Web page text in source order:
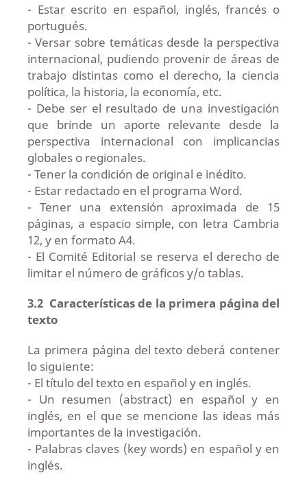
- Estar escrito en español, inglés, francés o
portugués.
- Versar sobre temáticas desde la perspectiva
internacional, pudiendo provenir de áreas de
trabajo distintas como el derecho, la ciencia
política, la historia, la economía, etc.
- Debe ser el resultado de una investigación
que brinde un aporte relevante desde la
perspectiva internacional con implicancias
globales o regionales.
- Tener la condición de original e inédito.
- Estar redactado en el programa Word.
- Tener una extensión aproximada de 15
páginas, a espacio simple, con letra Cambria
12, y en formato A4.
- El Comité Editorial se reserva el derecho de
limitar el número de gráficos y/o tablas.
3.2 Características de la primera página del
texto
La primera página del texto deberá contener
lo siguiente:
- El título del texto en español y en inglés.
- Un resumen (abstract) en español y en
inglés, en el que se mencione las ideas más
importantes de la investigación.
- Palabras claves (key words) en español y en
inglés.